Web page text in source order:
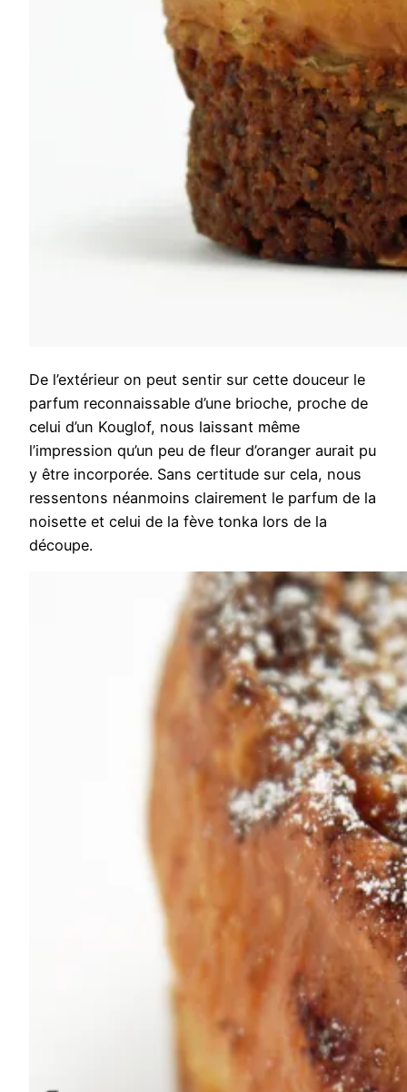
De l’extérieur on peut sentir sur cette douceur le
parfum reconnaissable d’une brioche, proche de
celui d’un Kouglof, nous laissant même
l’impression qu’un peu de fleur d’oranger aurait pu
y être incorporée. Sans certitude sur cela, nous
ressentons néanmoins clairement le parfum de la
noisette et celui de la fève tonka lors de la
découpe.